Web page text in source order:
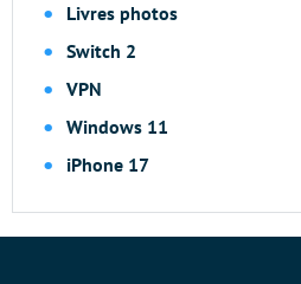
Livres photos
Switch 2
VPN
Windows 11
iPhone 17